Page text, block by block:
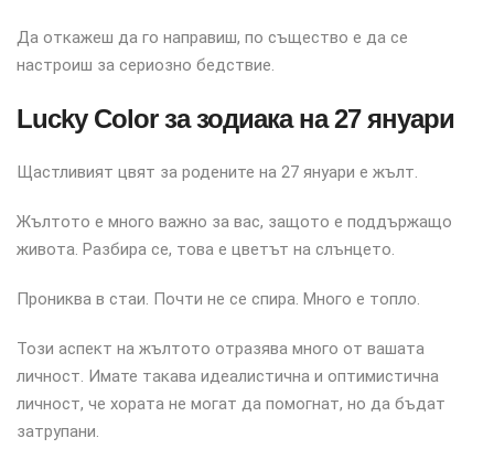
Да откажеш да го направиш, по същество е да се
настроиш за сериозно бедствие.
Lucky Color за зодиака на 27 януари
Щастливият цвят за родените на 27 януари е жълт.
Жълтото е много важно за вас, защото е поддържащо
живота. Разбира се, това е цветът на слънцето.
Прониква в стаи. Почти не се спира. Много е топло.
Този аспект на жълтото отразява много от вашата
личност. Имате такава идеалистична и оптимистична
личност, че хората не могат да помогнат, но да бъдат
затрупани.